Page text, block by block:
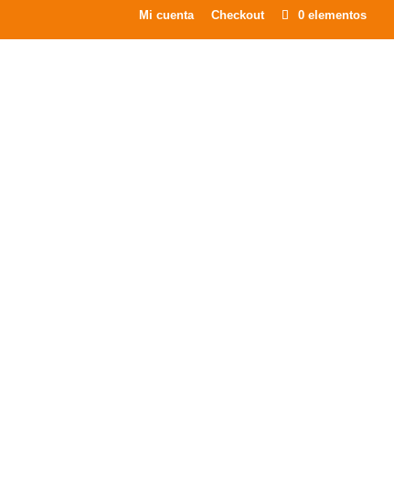
Mi cuenta Checkout 0 elementos